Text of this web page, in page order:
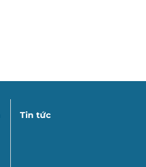
Tin tức